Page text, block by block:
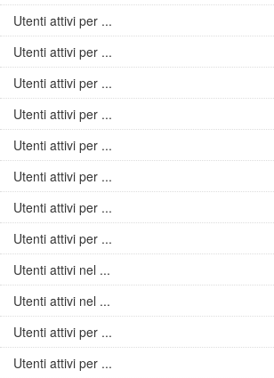
Utenti attivi per ...
Utenti attivi per ...
Utenti attivi per ...
Utenti attivi per ...
Utenti attivi per ...
Utenti attivi per ...
Utenti attivi per ...
Utenti attivi per ...
Utenti attivi nel ...
Utenti attivi nel ...
Utenti attivi per ...
Utenti attivi per ...